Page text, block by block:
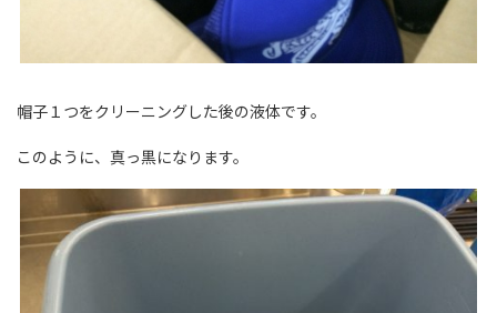
帽子１つをクリーニングした後の液体です。
このように、真っ黒になります。